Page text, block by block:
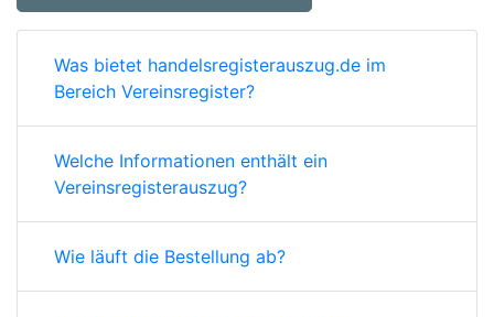
Was bietet handelsregisterauszug.de im
Bereich Vereinsregister?
Welche Informationen enthält ein
Vereinsregisterauszug?
Wie läuft die Bestellung ab?